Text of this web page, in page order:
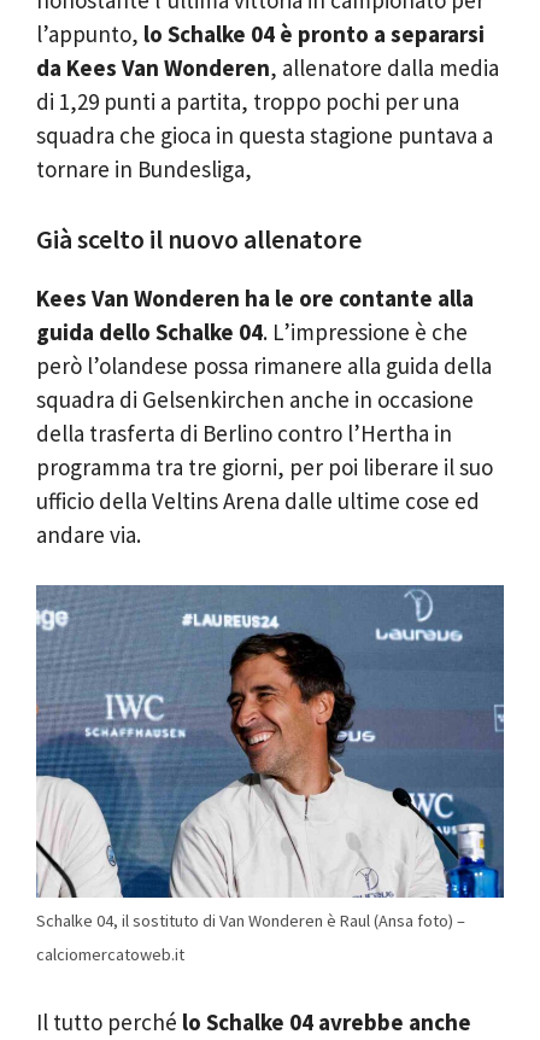
l’appunto, lo Schalke 04 è pronto a separarsi
da Kees Van Wonderen, allenatore dalla media
di 1,29 punti a partita, troppo pochi per una
squadra che gioca in questa stagione puntava a
tornare in Bundesliga,
Già scelto il nuovo allenatore
Kees Van Wonderen ha le ore contante alla
guida dello Schalke 04. L’impressione è che
però l’olandese possa rimanere alla guida della
squadra di Gelsenkirchen anche in occasione
della trasferta di Berlino contro l’Hertha in
programma tra tre giorni, per poi liberare il suo
ufficio della Veltins Arena dalle ultime cose ed
andare via.
Schalke 04, il sostituto di Van Wonderen è Raul (Ansa foto) –
calciomercatoweb.it
Il tutto perché lo Schalke 04 avrebbe anche